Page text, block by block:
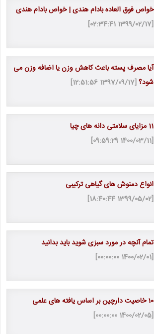
خواص فوق العاده بادام هندی | خواص بادام هندی
[1399/02/17 02:34:41]
آیا مصرف پسته باعث کاهش وزن یا اضافه وزن می
شود؟[1397/09/17 12:51:56]
11 مزایای سلامتی دانه های چیا
[1400/03/11 09:59:29]
انواع دمنوش های گیاهی ترکیبی
[1399/05/02 18:40:44]
تمام آنچه در مورد سبزی شوید باید بدانید
[1400/02/01 00:00:00]
10 خاصیت دارچین بر اساس یافته های علمی
[1400/02/05 00:00:00]